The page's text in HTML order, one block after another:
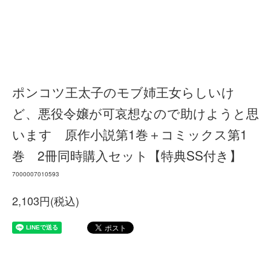
ポンコツ王太子のモブ姉王女らしいけ
ど、悪役令嬢が可哀想なので助けようと思
います 原作小説第1巻＋コミックス第1
巻 2冊同時購入セット【特典SS付き】
7000007010593
2,103円(税込)